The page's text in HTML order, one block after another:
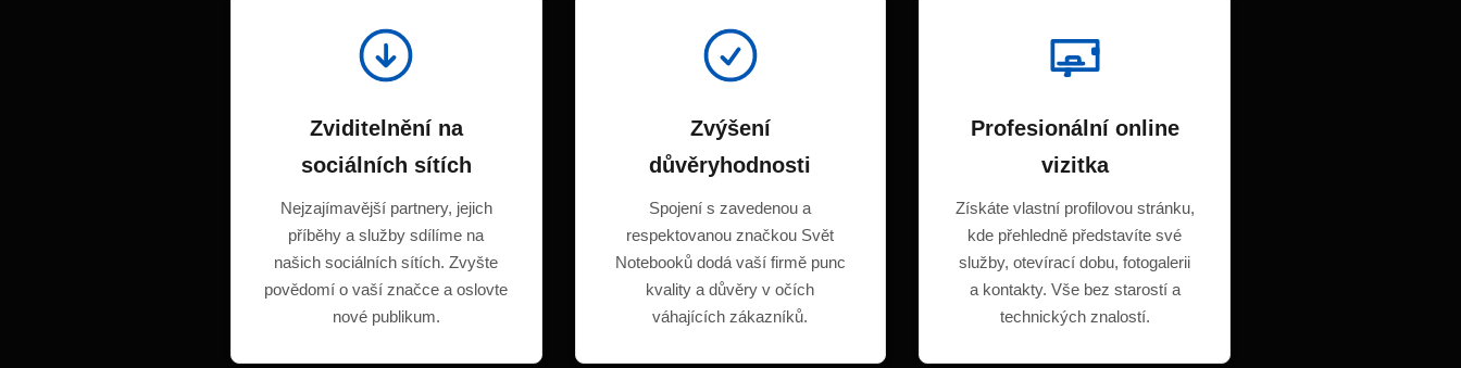
Zviditelnění na
sociálních sítích
Nejzajímavější partnery, jejich
příběhy a služby sdílíme na
našich sociálních sítích. Zvyšte
povědomí o vaší značce a oslovte
nové publikum.
Zvýšení
důvěryhodnosti
Spojení s zavedenou a
respektovanou značkou Svět
Notebooků dodá vaší firmě punc
kvality a důvěry v očích
váhajících zákazníků.
Profesionální online
vizitka
Získáte vlastní profilovou stránku,
kde přehledně představíte své
služby, otevírací dobu, fotogalerii
a kontakty. Vše bez starostí a
technických znalostí.